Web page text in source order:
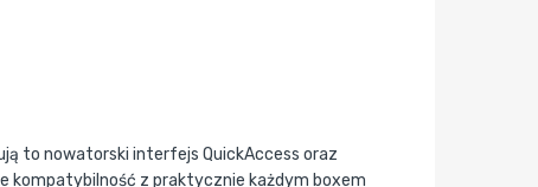
to nowatorski interfejs QuickAccess oraz
kompatybilność z praktycznie każdym boxem